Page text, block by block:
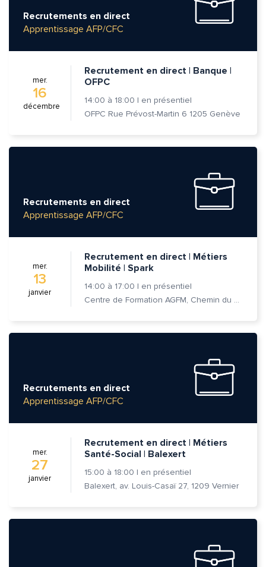
Recrutements en direct
Apprentissage AFP/CFC
mer.
16
décembre
Recrutement en direct | Banque |
OFPC
14:00 à 18:00 | en présentiel
OFPC Rue Prévost-Martin 6 1205 Genève
Recrutements en direct
Apprentissage AFP/CFC
mer.
13
janvier
Recrutement en direct | Métiers
Mobilité | Spark
14:00 à 17:00 | en présentiel
Centre de Formation AGFM, Chemin du Champ-des-Filles 6A 1er étage, 1228 Plan-les-Ouates
Recrutements en direct
Apprentissage AFP/CFC
mer.
27
janvier
Recrutement en direct | Métiers
Santé-Social | Balexert
15:00 à 18:00 | en présentiel
Balexert, av. Louis-Casaï 27, 1209 Vernier
Quelle est la pertinence de cette page?